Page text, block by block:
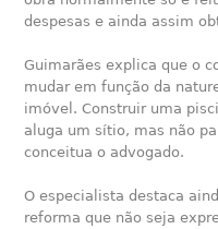
despesas e ainda assim
Guimarães explica que o
mudar em função da
imóvel. Construir uma
aluga um sítio, mas não
conceitua o advogado.
O especialista destaca
reforma que não seja